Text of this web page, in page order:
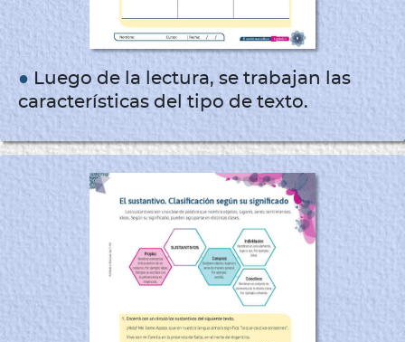
● Luego de la lectura, se trabajan las
características del tipo de texto.